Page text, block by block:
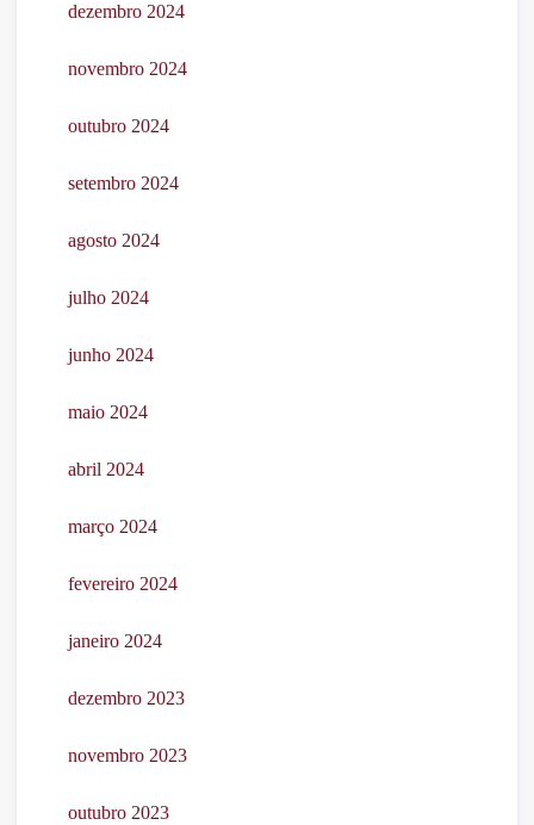
dezembro 2024
novembro 2024
outubro 2024
setembro 2024
agosto 2024
julho 2024
junho 2024
maio 2024
abril 2024
março 2024
fevereiro 2024
janeiro 2024
dezembro 2023
novembro 2023
outubro 2023